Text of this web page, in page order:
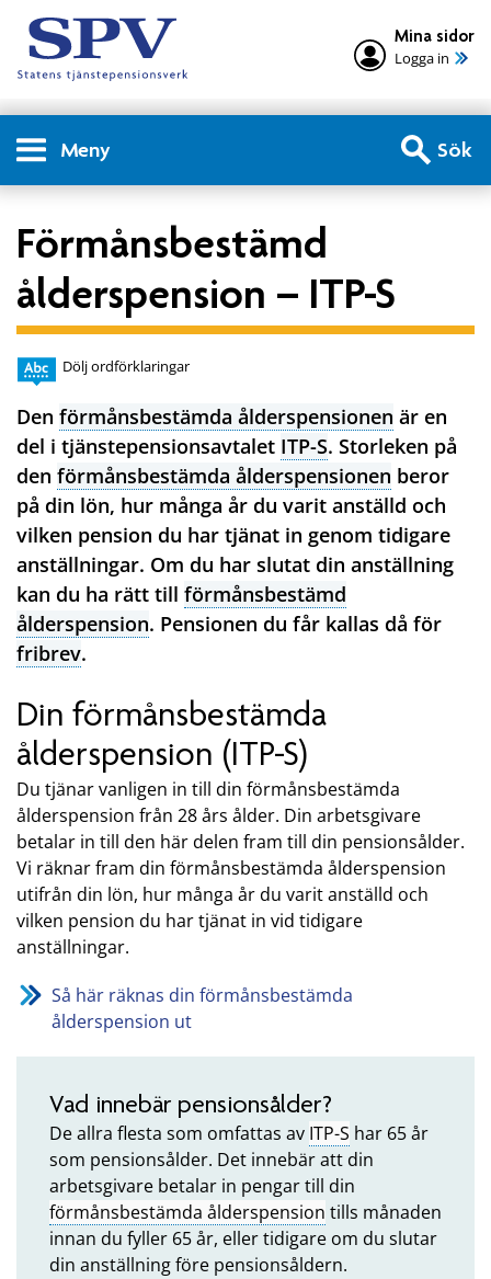
Mina sidor
Logga in
Meny Sök
Förmånsbestämd
ålderspension – ITP-S
Dölj ordförklaringar
Den förmånsbestämda ålderspensionen är en
del i tjänstepensionsavtalet ITP-S. Storleken på
den förmånsbestämda ålderspensionen beror
på din lön, hur många år du varit anställd och
vilken pension du har tjänat in genom tidigare
anställningar. Om du har slutat din anställning
kan du ha rätt till förmånsbestämd
ålderspension. Pensionen du får kallas då för
fribrev.
Din förmånsbestämda
ålderspension (ITP-S)
Du tjänar vanligen in till din förmånsbestämda
ålderspension från 28 års ålder. Din arbetsgivare
betalar in till den här delen fram till din pensionsålder.
Vi räknar fram din förmånsbestämda ålderspension
utifrån din lön, hur många år du varit anställd och
vilken pension du har tjänat in vid tidigare
anställningar.
Så här räknas din förmånsbestämda
ålderspension ut
Vad innebär pensionsålder?
De allra flesta som omfattas av ITP-S har 65 år
som pensionsålder. Det innebär att din
arbetsgivare betalar in pengar till din
förmånsbestämda ålderspension tills månaden
innan du fyller 65 år, eller tidigare om du slutar
din anställning före pensionsåldern.